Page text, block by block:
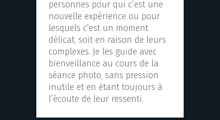
personnes pour qui c’est une
nouvelle expérience ou pour
lesquels c’est un moment
délicat, soit en raison de leurs
complexes. Je les guide avec
bienveillance au cours de la
séance photo, sans pression
inutile et en étant toujours à
l’écoute de leur ressenti.